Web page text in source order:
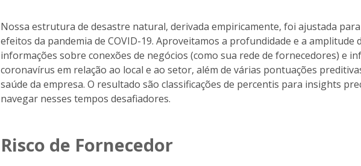
Nossa estrutura de desastre natural, derivada empiricamente, foi ajustada
efeitos da pandemia de COVID-19. Aproveitamos a profundidade e a
informações sobre conexões de negócios (como sua rede de fornecedores) e
coronavírus em relação ao local e ao setor, além de várias pontuações
saúde da empresa. O resultado são classificações de percentis para insights
navegar nesses tempos desafiadores.
Risco de Fornecedor